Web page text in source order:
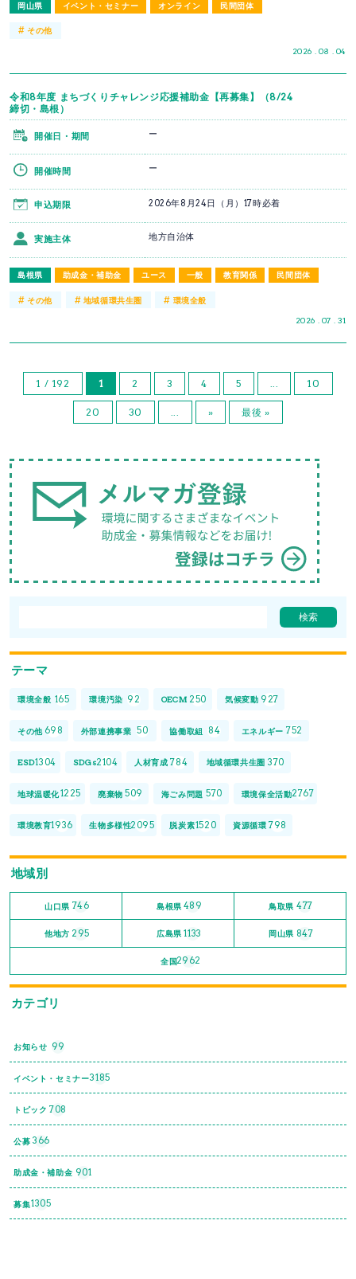
岡山県 イベント・セミナー オンライン 民間団体
2026 . 08 . 04
#その他
令和8年度 まちづくりチャレンジ応援補助金【再募集】（8/24
締切・島根）
島根県 助成金・補助金 ユース 一般 教育関係 民間団体
2026 . 07 . 31
開催日・期間 ー
開催時間 ー
申込期限 2026年8月24日（月）17時必着
実施主体 地方自治体
#その他 # 地域循環共生圏 # 環境全般
1 / 192 1 2 3 4 5 ... 10
20 30 ... » 最後 »
テーマ
環境全般 165 環境汚染 92 OECM 250 気候変動 927
その他 698 外部連携事業 50 協働取組 84 エネルギー 752
ESD1304 SDGs2104 人材育成 784 地域循環共生圏 370
地球温暖化1225 廃棄物 509 海ごみ問題 570 環境保全活動2767
環境教育1936 生物多様性2095 脱炭素1520 資源循環 798
地域別
山口県 746 島根県 489 鳥取県 477
他地方 295 広島県 1133 岡山県 847
全国2962
カテゴリ
お知らせ 99
イベント・セミナー3185
トピック 708
公募 366
助成金・補助金 901
募集1305